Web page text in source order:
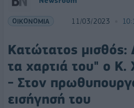
ΟΙΚΟΝΟΜΙΑ 11/03/2023
Κατώτατος μισθός:
τα χαρτιά του" ο Κ.
- Στον
εισήγησή του